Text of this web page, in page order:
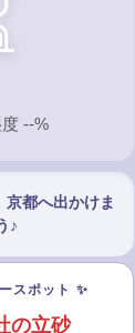
--%
都へ出かけま
♪
スポット ✨
の立砂